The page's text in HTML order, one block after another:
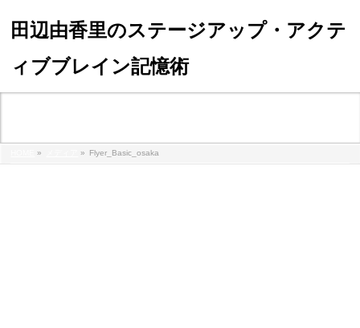
田辺由香里のステージアップ・アクテ
ィブブレイン記憶術
» » Flyer_Basic_osaka